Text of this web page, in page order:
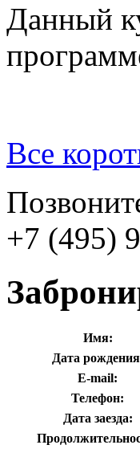
Данный
Все
+7 (495)
Имя:
Дата
E-mail:
Телефон:
Дата заезда: